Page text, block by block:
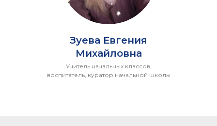
Зуева Евгения
Михайловна
Учитель начальных классов,
воспитатель, куратор начальной школы